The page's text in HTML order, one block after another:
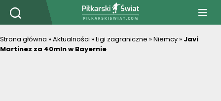
PiłkarskiSwiat.com
Strona główna »Aktualności »Ligi zagraniczne »Niemcy » Javi
Martinez za 40mln w Bayernie